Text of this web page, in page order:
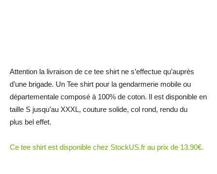
Attention la livraison de ce tee shirt ne s’effectue qu’auprès
d’une brigade. Un Tee shirt pour la gendarmerie mobile ou
départementale composé à 100% de coton. Il est disponible en
taille S jusqu’au XXXL, couture solide, col rond, rendu du
plus bel effet.
Ce tee shirt est disponible chez StockUS.fr au prix de 13.90€.